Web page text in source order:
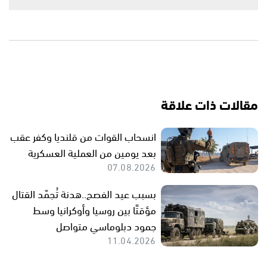
مقالات ذات علاقة
انسحاب القوات من قلنديا وكفر عقب
بعد يومين من العملية العسكرية
07.08.2026
بسبب عيد الفصح..هدنة تُجمّد القتال
مؤقتًا بين روسيا وأوكرانيا وسط
جمود دبلوماسي متواصل
11.04.2026